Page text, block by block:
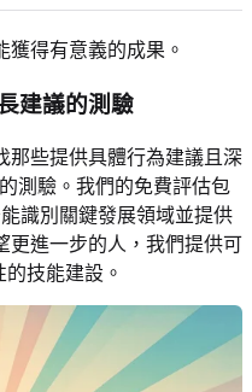
得有意義的成果。
建議的測驗
那些提供具體行為建議且深
測驗。我們的免費評估包
識別關鍵發展領域並提供
更進一步的人，我們提供可
的技能建設。